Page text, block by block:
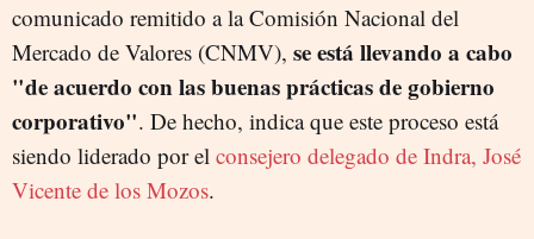
comunicado remitido a la Comisión Nacional del
Mercado de Valores (CNMV), se está llevando a cabo
"de acuerdo con las buenas prácticas de gobierno
corporativo". De hecho, indica que este proceso está
siendo liderado por el consejero delegado de Indra, José
Vicente de los Mozos.